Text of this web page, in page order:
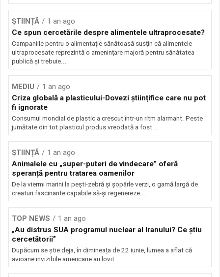
ȘTIINȚĂ
1 an ago
Ce spun cercetările despre alimentele ultraprocesate?
Campaniile pentru o alimentație sănătoasă susțin că alimentele
ultraprocesate reprezintă o amenințare majoră pentru sănătatea
publică și trebuie...
MEDIU
1 an ago
Criza globală a plasticului-Dovezi științifice care nu pot
fi ignorate
Consumul mondial de plastic a crescut într-un ritm alarmant. Peste
jumătate din tot plasticul produs vreodată a fost...
ȘTIINȚĂ
1 an ago
Animalele cu „super-puteri de vindecare” oferă
speranță pentru tratarea oamenilor
De la viermi marini la pești-zebră și șopârle verzi, o gamă largă de
creaturi fascinante capabile să-și regenereze...
TOP NEWS
1 an ago
„Au distrus SUA programul nuclear al Iranului? Ce știu
cercetătorii”
Dupăcum se știe deja, în dimineața de 22 iunie, lumea a aflat că
avioane invizibile americane au lovit...